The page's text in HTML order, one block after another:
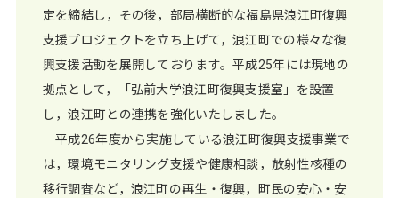
定を締結し，その後，部局横断的な福島県浪江町復興
支援プロジェクトを立ち上げて，浪江町での様々な復
興支援活動を展開しております。平成25年には現地の
拠点として，「弘前大学浪江町復興支援室」を設置
し，浪江町との連携を強化いたしました。
平成26年度から実施している浪江町復興支援事業で
は，環境モニタリング支援や健康相談，放射性核種の
移行調査など，浪江町の再生・復興，町民の安心・安